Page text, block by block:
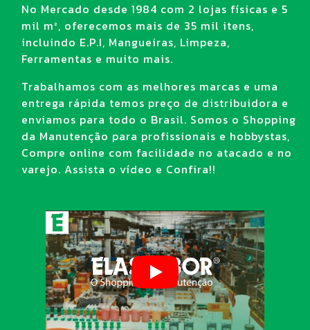
No Mercado desde 1984 com 2 lojas físicas e 5
mil m², oferecemos mais de 35 mil itens,
incluindo E.P.I, Mangueiras, Limpeza,
Ferramentas e muito mais.
Trabalhamos com as melhores marcas e uma
entrega rápida temos preço de distribuidora e
enviamos para todo o Brasil. Somos o Shopping
da Manutenção para profissionais e hobbystas,
Compre online com facilidade no atacado e no
varejo. Assista o vídeo e Confira!!